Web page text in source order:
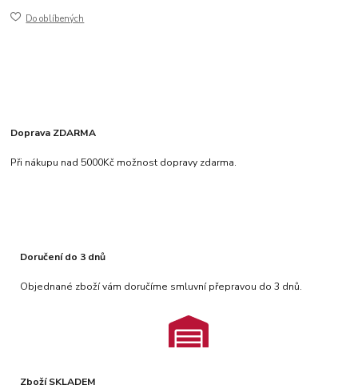
Do oblíbených
Doprava ZDARMA
Při nákupu nad 5000Kč možnost dopravy zdarma.
Doručení do 3 dnů
Objednané zboží vám doručíme smluvní přepravou do 3 dnů.
Zboží SKLADEM